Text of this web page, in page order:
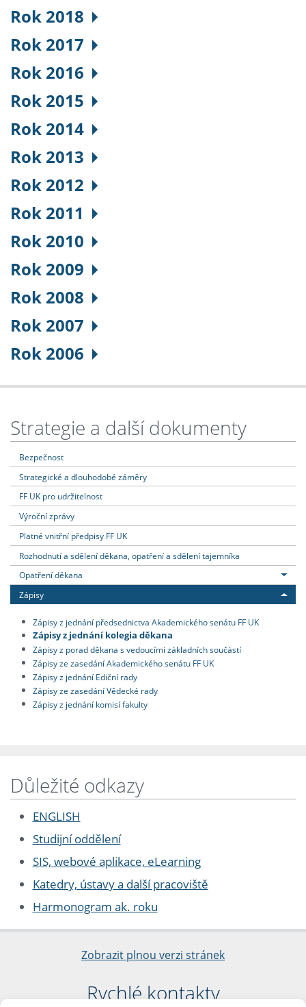
Rok 2018
Rok 2017
Rok 2016
Rok 2015
Rok 2014
Rok 2013
Rok 2012
Rok 2011
Rok 2010
Rok 2009
Rok 2008
Rok 2007
Rok 2006
Strategie a další dokumenty
Bezpečnost
Strategické a dlouhodobé záměry
FF UK pro udržitelnost
Výroční zprávy
Platné vnitřní předpisy FF UK
Rozhodnutí a sdělení děkana, opatření a sdělení tajemníka
Opatření děkana
Zápisy
Zápisy z jednání předsednictva Akademického senátu FF UK
Zápisy z jednání kolegia děkana
Zápisy z porad děkana s vedoucími základních součástí
Zápisy ze zasedání Akademického senátu FF UK
Zápisy z jednání Ediční rady
Zápisy ze zasedání Vědecké rady
Zápisy z jednání komisí fakulty
Důležité odkazy
ENGLISH
Studijní oddělení
SIS, webové aplikace, eLearning
Katedry, ústavy a další pracoviště
Harmonogram ak. roku
Zobrazit plnou verzi stránek
Rychlé kontakty